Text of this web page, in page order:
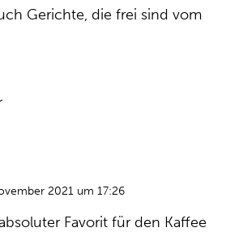
Gerichte, die frei sind vom
2021 um 17:26
Favorit für den Kaffee